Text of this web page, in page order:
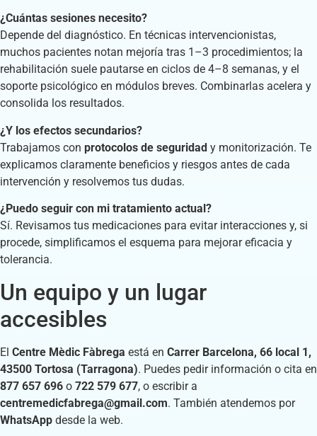
¿Cuántas sesiones necesito?
Depende del diagnóstico. En técnicas intervencionistas,
muchos pacientes notan mejoría tras 1–3 procedimientos; la
rehabilitación suele pautarse en ciclos de 4–8 semanas, y el
soporte psicológico en módulos breves. Combinarlas acelera y
consolida los resultados.
¿Y los efectos secundarios?
Trabajamos con protocolos de seguridad y monitorización. Te
explicamos claramente beneficios y riesgos antes de cada
intervención y resolvemos tus dudas.
¿Puedo seguir con mi tratamiento actual?
Sí. Revisamos tus medicaciones para evitar interacciones y, si
procede, simplificamos el esquema para mejorar eficacia y
tolerancia.
Un equipo y un lugar
accesibles
El Centre Mèdic Fàbrega está en Carrer Barcelona, 66 local 1,
43500 Tortosa (Tarragona). Puedes pedir información o cita en
877 657 696 o 722 579 677, o escribir a
centremedicfabrega@gmail.com. También atendemos por
WhatsApp desde la web.